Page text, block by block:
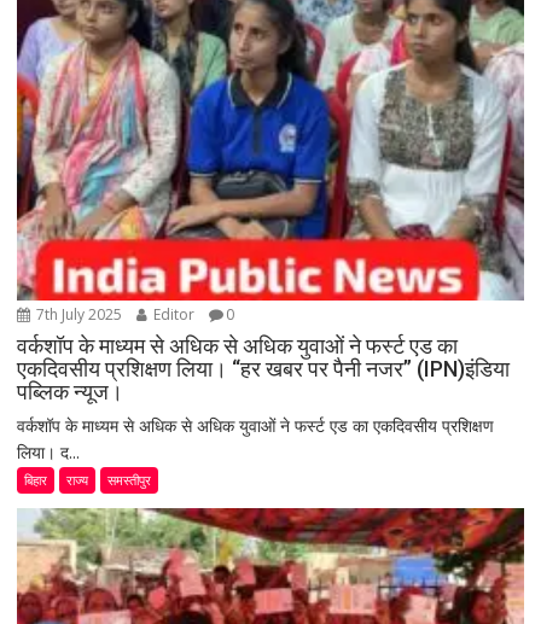
7th July 2025 Editor 0
वर्कशॉप के माध्यम से अधिक से अधिक युवाओं ने फर्स्ट एड का
एकदिवसीय प्रशिक्षण लिया। “हर खबर पर पैनी नजर” (IPN)इंडिया
पब्लिक न्यूज।
वर्कशॉप के माध्यम से अधिक से अधिक युवाओं ने फर्स्ट एड का एकदिवसीय प्रशिक्षण
लिया। द...
बिहार राज्य समस्तीपुर